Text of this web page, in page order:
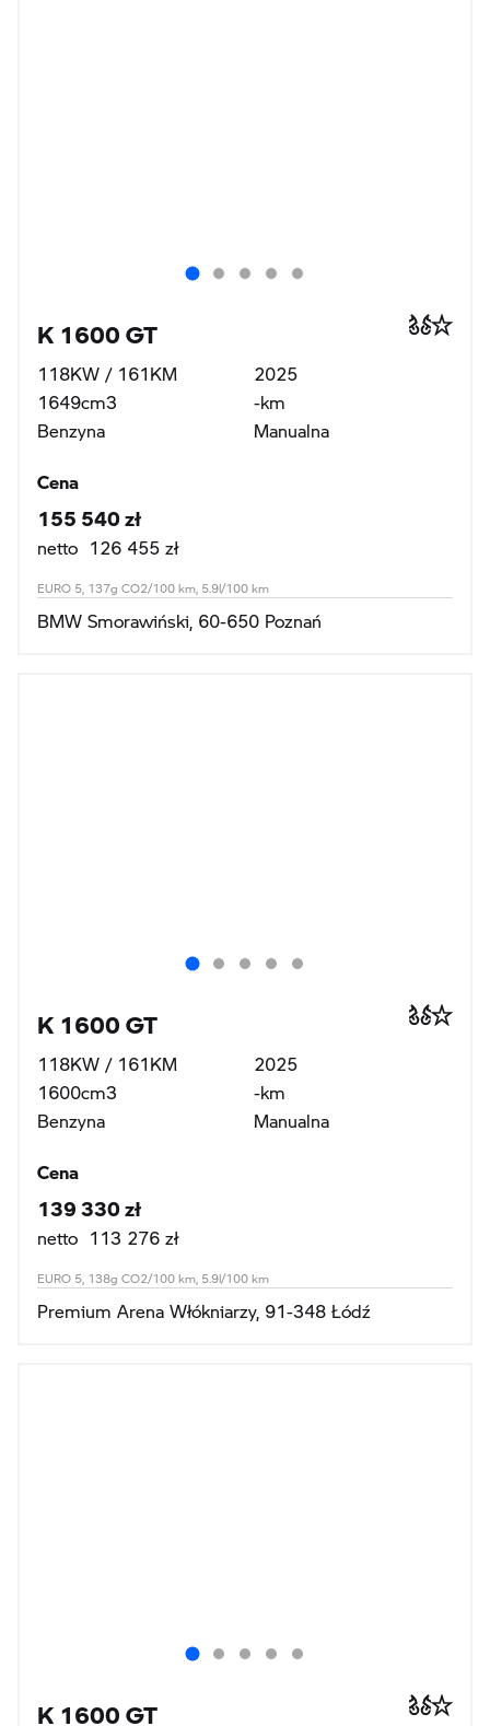
K 1600 GT
118KW / 161KM
1649cm3
Benzyna
2025
-km
Manualna
Cena
155 540 zł
netto 126 455 zł
EURO 5, 137g CO2/100 km, 5.9l/100 km
BMW Smorawiński, 60-650 Poznań
K 1600 GT
118KW / 161KM
1600cm3
Benzyna
2025
-km
Manualna
Cena
139 330 zł
netto 113 276 zł
EURO 5, 138g CO2/100 km, 5.9l/100 km
Premium Arena Włókniarzy, 91-348 Łódź
K 1600 GT